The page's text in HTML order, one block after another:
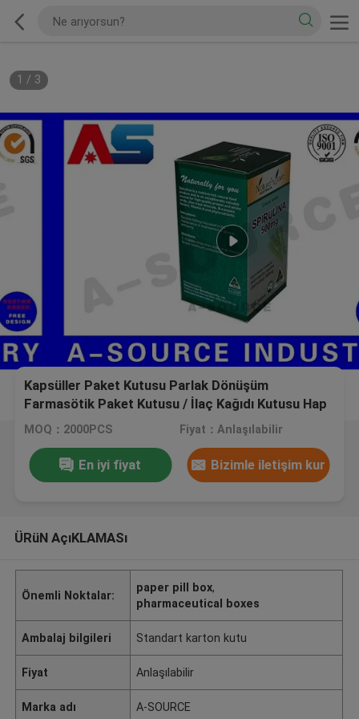
1 / 3
Kapsüller Paket Kutusu Parlak Dönüşüm
Farmasötik Paket Kutusu / İlaç Kağıdı Kutusu Hap
Şişesi İçin
MOQ：2000PCS Fiyat：Anlaşılabilir
En iyi fiyat Bizimle iletişim kur
ÜRüN AçıKLAMASı
Önemli Noktalar:
paper pill box,
pharmaceutical boxes
Ambalaj bilgileri Standart karton kutu
Fiyat Anlaşılabilir
Marka adı A-SOURCE